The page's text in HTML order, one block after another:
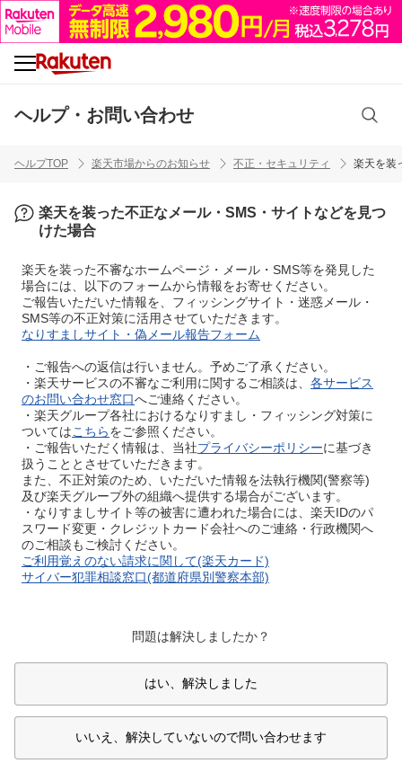
ヘルプ・お問い合わせ
ヘルプTOP 楽天市場からのお知らせ 不正・セキュリティ 楽天を装
楽天を装った不正なメール・SMS・サイトなどを見つ
けた場合
楽天を装った不審なホームページ・メール・SMS等を発見した
場合には、以下のフォームから情報をお寄せください。
ご報告いただいた情報を、フィッシングサイト・迷惑メール・
SMS等の不正対策に活用させていただきます。
なりすましサイト・偽メール報告フォーム
・ご報告への返信は行いません。予めご了承ください。
・楽天サービスの不審なご利用に関するご相談は、 各サービス
のお問い合わせ窓口へご連絡ください。
・楽天グループ各社におけるなりすまし・フィッシング対策に
ついてはこちらをご参照ください。
・ご報告いただく情報は、当社プライバシーポリシーに基づき
扱うこととさせていただきます。
また、不正対策のため、いただいた情報を法執行機関(警察等)
及び楽天グループ外の組織へ提供する場合がございます。
・なりすましサイト等の被害に遭われた場合には、楽天IDのパ
スワード変更・クレジットカード会社へのご連絡・行政機関へ
のご相談もご検討ください。
ご利用覚えのない請求に関して(楽天カード)
サイバー犯罪相談窓口(都道府県別警察本部)
問題は解決しましたか？
はい、解決しました
いいえ、解決していないので問い合わせます